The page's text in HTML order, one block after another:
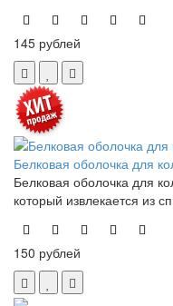
145 рублей
Белковая оболочка для
Белковая оболочка для
который извлекается из
150 рублей